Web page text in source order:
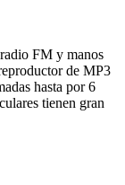
FM y manos
de MP3
hasta por 6
tienen gran